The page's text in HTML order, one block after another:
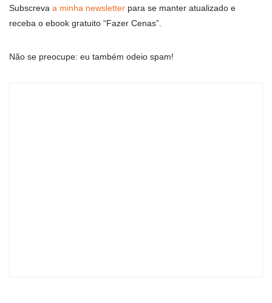
Subscreva a minha newsletter para se manter atualizado e
receba o ebook gratuito “Fazer Cenas”.
Não se preocupe: eu também odeio spam!